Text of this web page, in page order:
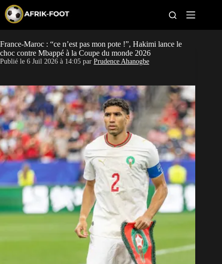
p
t
o
c
o
t
e
n
t
CAN féminine
Pays
Clubs
Classement
Paris sportifs
France-Maroc : “ce n’est pas mon pote !”, Hakimi lance le
choc contre Mbappé à la Coupe du monde 2026
Publié le 6 Juil 2026 à 14:05 par Prudence Ahanogbe